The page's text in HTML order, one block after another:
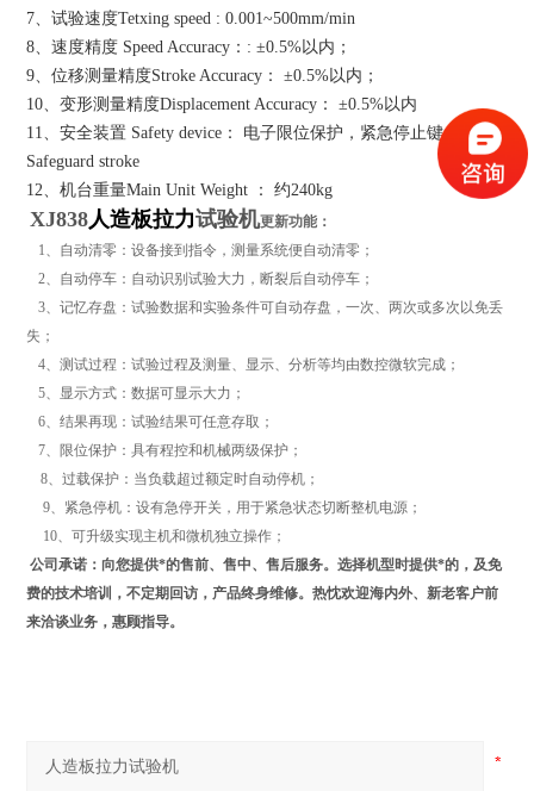
7、试验速度Tetxing speed : 0.001~500mm/min
8、速度精度 Speed Accuracy：: ±0.5%以内；
9、位移测量精度Stroke Accuracy： ±0.5%以内；
10、变形测量精度Displacement Accuracy： ±0.5%以内
11、安全装置 Safety device： 电子限位保护，紧急停止键
Safeguard stroke
12、机台重量Main Unit Weight ： 约240kg
XJ838人造板拉力试验机更新功能：
1、自动清零：设备接到指令，测量系统便自动清零；
2、自动停车：自动识别试验大力，断裂后自动停车；
3、记忆存盘：试验数据和实验条件可自动存盘，一次、两次或多次以免丢
失；
4、测试过程：试验过程及测量、显示、分析等均由数控微软完成；
5、显示方式：数据可显示大力；
6、结果再现：试验结果可任意存取；
7、限位保护：具有程控和机械两级保护；
8、过载保护：当负载超过额定时自动停机；
9、紧急停机：设有急停开关，用于紧急状态切断整机电源；
10、可升级实现主机和微机独立操作；
公司承诺：向您提供*的售前、售中、售后服务。选择机型时提供*的，及免
费的技术培训，不定期回访，产品终身维修。热忱欢迎海内外、新老客户前
来洽谈业务，惠顾指导。